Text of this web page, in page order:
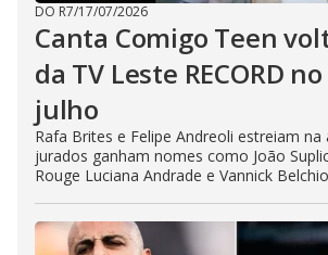
DO R7/17/07/2026
Canta Comigo Teen
da TV Leste RECORD
julho
Rafa Brites e Felipe Andreoli estreiam na
jurados ganham nomes como João
Rouge Luciana Andrade e Vannick